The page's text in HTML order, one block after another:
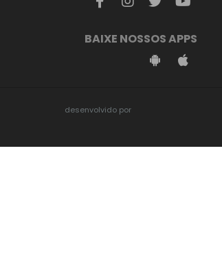
BAIXE NOSSOS APPS
desenvolvido por